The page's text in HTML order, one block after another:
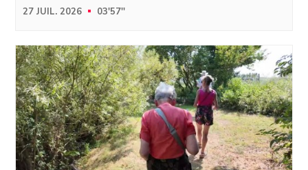
27 JUIL. 2026 03'57''